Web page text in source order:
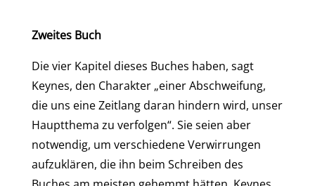
Zweites Buch
Die vier Kapitel dieses Buches haben, sagt
Keynes, den Charakter „einer Abschweifung,
die uns eine Zeitlang daran hindern wird, unser
Hauptthema zu verfolgen“. Sie seien aber
notwendig, um verschiedene Verwirrungen
aufzuklären, die ihn beim Schreiben des